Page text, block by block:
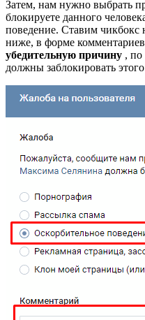
Затем, нам нужно выбрать
блокируете данного
поведение. Ставим чикбокс
ниже, в форме
убедительную причину , по
должны заблокировать